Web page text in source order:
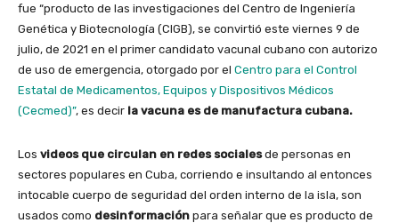
fue “producto de las investigaciones del Centro de Ingeniería
Genética y Biotecnología (CIGB), se convirtió este viernes 9 de
julio, de 2021 en el primer candidato vacunal cubano con autorizo
de uso de emergencia, otorgado por el Centro para el Control
Estatal de Medicamentos, Equipos y Dispositivos Médicos
(Cecmed)”, es decir la vacuna es de manufactura cubana.
Los videos que circulan en redes socialesde personas en
sectores populares en Cuba, corriendo e insultando al entonces
intocable cuerpo de seguridad del orden interno de la isla, son
usados como desinformación para señalar que es producto de